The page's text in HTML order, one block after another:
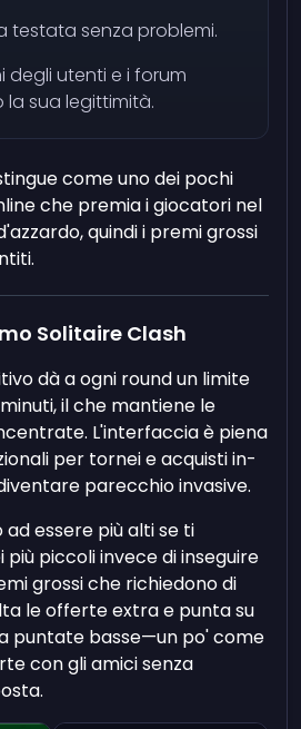
testata senza problemi.
degli utenti e i forum
sua legittimità.
come uno dei pochi
che premia i giocatori nel
quindi i premi grossi
Solitaire Clash
dà a ogni round un limite
il che mantiene le
L'interfaccia è piena
per tornei e acquisti in-
parecchio invasive.
essere più alti se ti
piccoli invece di inseguire
grossi che richiedono di
le offerte extra e punta su
puntate basse—un po' come
con gli amici senza